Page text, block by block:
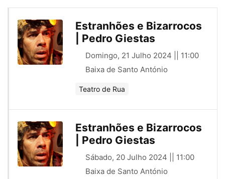
Estranhões e Bizarrocos
| Pedro Giestas
Domingo, 21 Julho 2024 || 11:00
Baixa de Santo António
Teatro de Rua
Estranhões e Bizarrocos
| Pedro Giestas
Sábado, 20 Julho 2024 || 11:00
Baixa de Santo António